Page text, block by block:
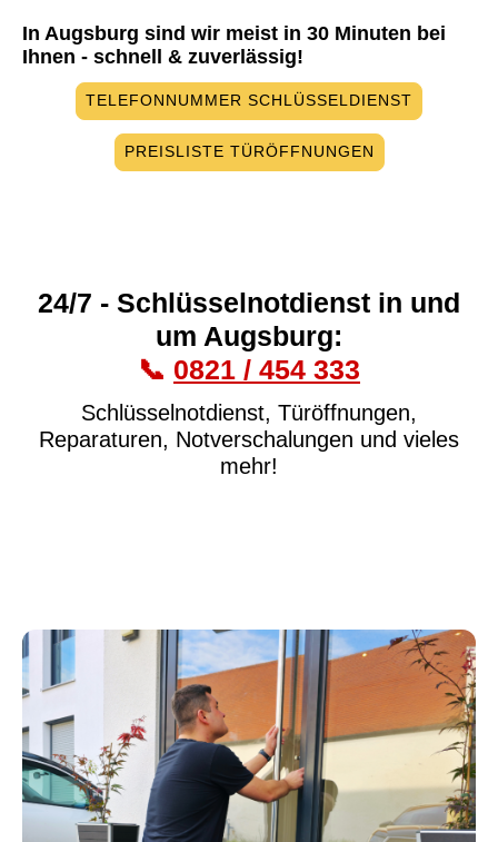
In Augsburg sind wir meist in 30 Minuten bei
Ihnen - schnell & zuverlässig!
TELEFONNUMMER SCHLÜSSELDIENST
PREISLISTE TÜRÖFFNUNGEN
24/7 - Schlüsselnotdienst in und
um Augsburg:
📞 0821 / 454 333
Schlüsselnotdienst, Türöffnungen,
Reparaturen, Notverschalungen und vieles
mehr!